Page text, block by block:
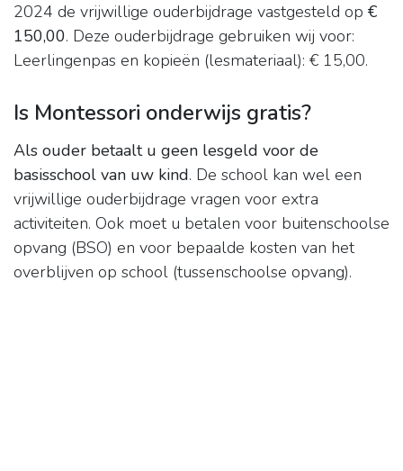
2024 de vrijwillige ouderbijdrage vastgesteld op €
150,00. Deze ouderbijdrage gebruiken wij voor:
Leerlingenpas en kopieën (lesmateriaal): € 15,00.
Is Montessori onderwijs gratis?
Als ouder betaalt u geen lesgeld voor de
basisschool van uw kind. De school kan wel een
vrijwillige ouderbijdrage vragen voor extra
activiteiten. Ook moet u betalen voor buitenschoolse
opvang (BSO) en voor bepaalde kosten van het
overblijven op school (tussenschoolse opvang).